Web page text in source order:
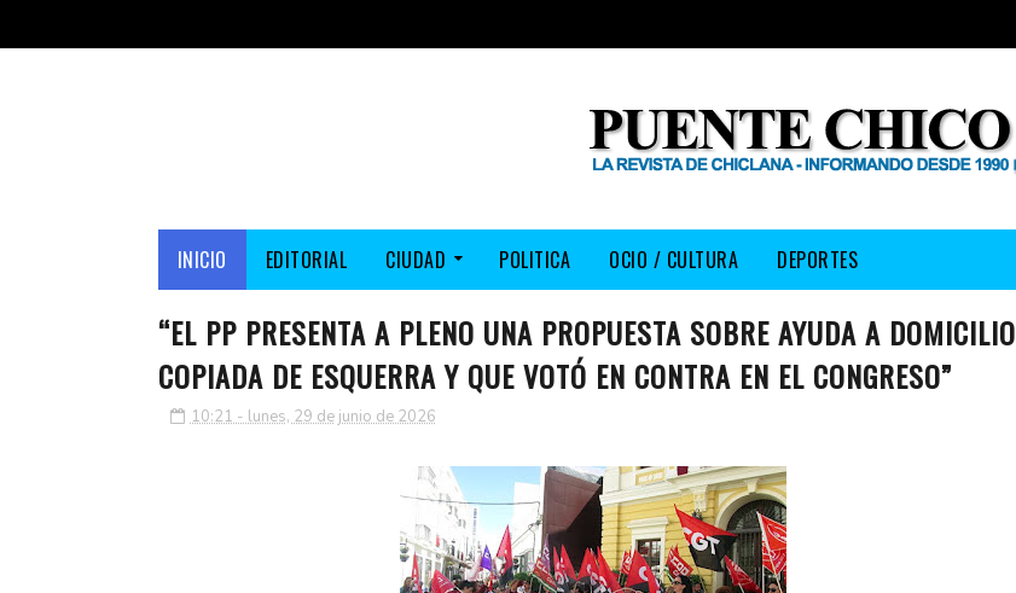
INICIO EDITORIAL CIUDAD POLITICA OCIO / CULTURA DEPORTES
“EL PP PRESENTA A PLENO UNA PROPUESTA SOBRE AYUDA A DOMICILIO
COPIADA DE ESQUERRA Y QUE VOTÓ EN CONTRA EN EL CONGRESO”
10:21 - lunes, 29 de junio de 2026